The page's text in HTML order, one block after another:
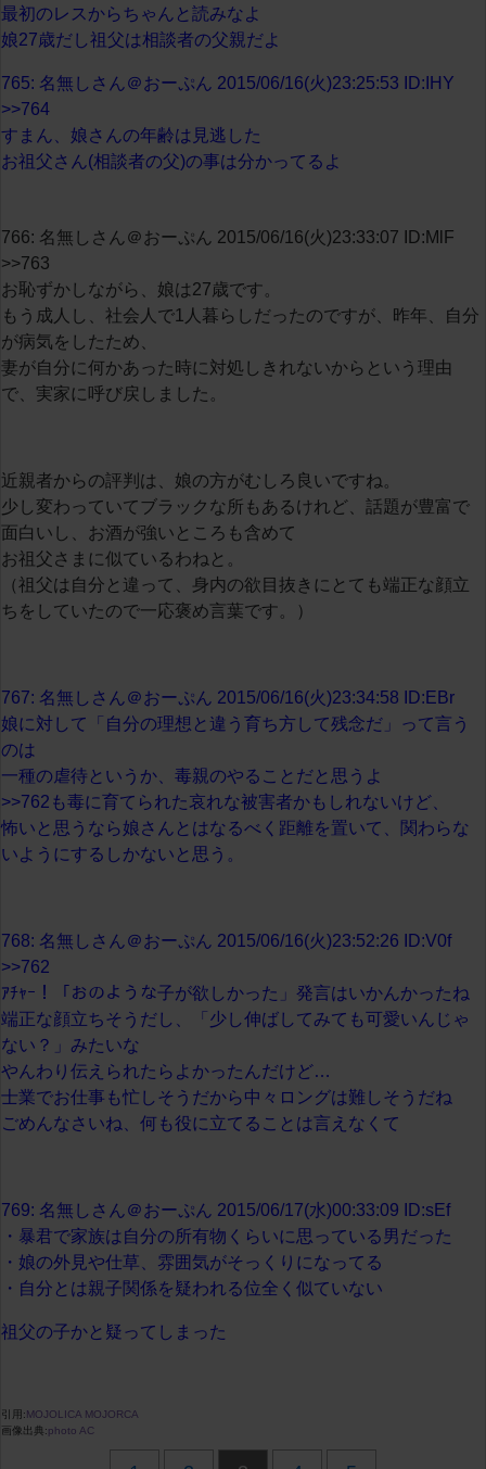
最初のレスからちゃんと読みなよ
娘27歳だし祖父は相談者の父親だよ
765: 名無しさん＠おーぷん 2015/06/16(火)23:25:53 ID:IHY
>>764
すまん、娘さんの年齢は見逃した
お祖父さん(相談者の父)の事は分かってるよ
766: 名無しさん＠おーぷん 2015/06/16(火)23:33:07 ID:MlF
>>763
お恥ずかしながら、娘は27歳です。
もう成人し、社会人で1人暮らしだったのですが、昨年、自分
が病気をしたため、
妻が自分に何かあった時に対処しきれないからという理由
で、実家に呼び戻しました。
近親者からの評判は、娘の方がむしろ良いですね。
少し変わっていてブラックな所もあるけれど、話題が豊富で
面白いし、お酒が強いところも含めて
お祖父さまに似ているわねと。
（祖父は自分と違って、身内の欲目抜きにとても端正な顔立
ちをしていたので一応褒め言葉です。）
767: 名無しさん＠おーぷん 2015/06/16(火)23:34:58 ID:EBr
娘に対して「自分の理想と違う育ち方して残念だ」って言う
のは
一種の虐待というか、毒親のやることだと思うよ
>>762も毒に育てられた哀れな被害者かもしれないけど、
怖いと思うなら娘さんとはなるべく距離を置いて、関わらな
いようにするしかないと思う。
768: 名無しさん＠おーぷん 2015/06/16(火)23:52:26 ID:V0f
>>762
ｱﾁｬｰ！「おのような子が欲しかった」発言はいかんかったね
端正な顔立ちそうだし、「少し伸ばしてみても可愛いんじゃ
ない？」みたいな
やんわり伝えられたらよかったんだけど…
士業でお仕事も忙しそうだから中々ロングは難しそうだね
ごめんなさいね、何も役に立てることは言えなくて
769: 名無しさん＠おーぷん 2015/06/17(水)00:33:09 ID:sEf
・暴君で家族は自分の所有物くらいに思っている男だった
・娘の外見や仕草、雰囲気がそっくりになってる
・自分とは親子関係を疑われる位全く似ていない
祖父の子かと疑ってしまった
引用:MOJOLICA MOJORCA
画像出典:photo AC